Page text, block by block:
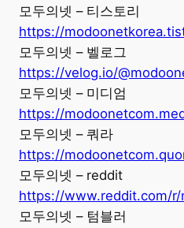
모두의넷 – 티스토리
https://
모두의넷 – 벨로그
https://velog.io/
모두의넷 – 미디엄
https://
모두의넷 – 쿼라
https://
모두의넷 – reddit
https://www.reddit.com/
모두의넷 – 텀블러